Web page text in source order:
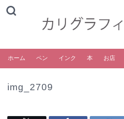
ホーム ペン インク 本 お店
img_2709